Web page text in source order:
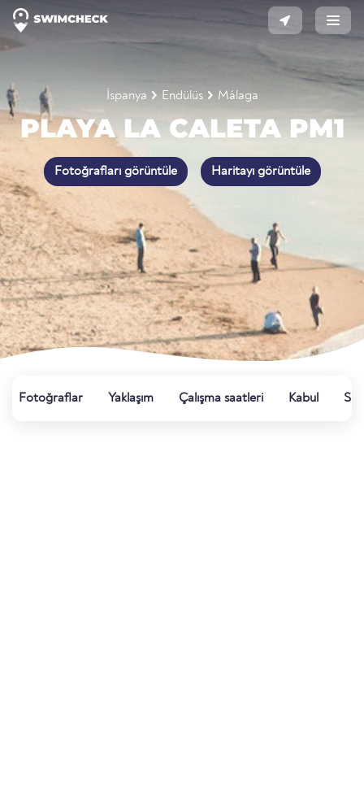
İspanya Endülüs Málaga
PLAYA LA CALETA PM1
Fotoğrafları görüntüle Haritayı görüntüle
Fotoğraflar Yaklaşım Çalışma saatleri Kabul Su